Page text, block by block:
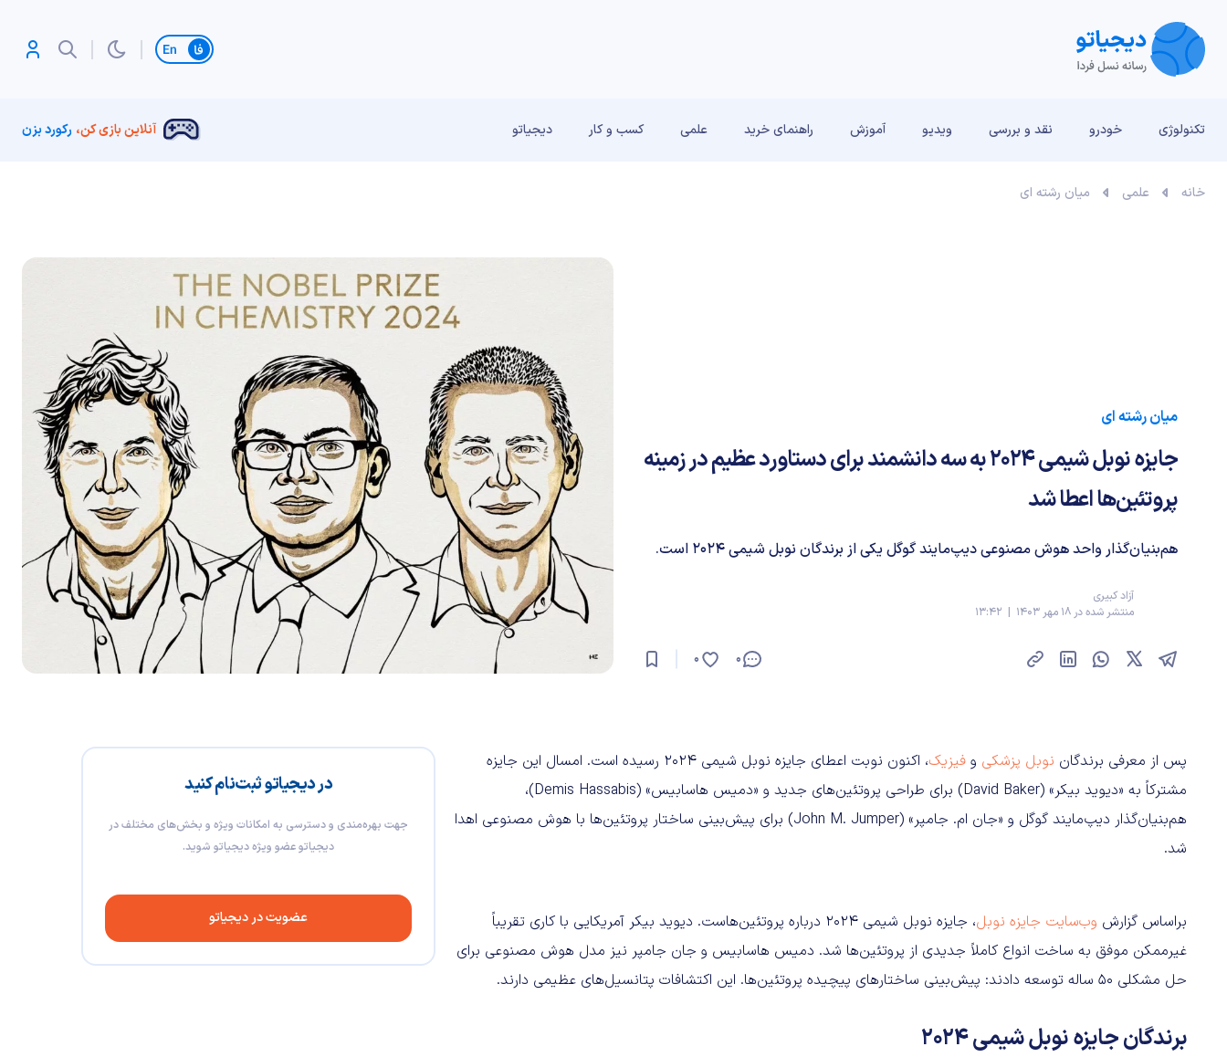
تغییر زبان
تکنولوژی خودرو نقد و بررسی‌ ویدیو آموزش راهنمای خرید علمی کسب و کار دیجیاتو آنلاین بازی کن، رکورد بزن
خانه علمی میان رشته ای
میان رشته ای
جایزه نوبل شیمی 2024 به سه دانشمند برای دستاورد عظیم در زمینه
پروتئین‌ها اعطا شد
هم‌بنیان‌گذار واحد هوش مصنوعی دیپ‌مایند گوگل یکی از برندگان نوبل شیمی 2024 است.
آزاد کبیری
منتشر شده در 18 مهر 1403 | 13:42
0
0
در دیجیاتو ثبت‌نام کنید
جهت بهره‌مندی و دسترسی به امکانات ویژه و بخش‌های مختلف در
دیجیاتو عضو ویژه دیجیاتو شوید.
عضویت در دیجیاتو
پس از معرفی برندگان نوبل پزشکی و فیزیک
، اکنون نوبت اعطای جایزه نوبل شیمی 2024 رسیده است. امسال این جایزه
مشترکاً به‌ «دیوید بیکر» (David Baker) برای طراحی پروتئین‌های جدید و «دمیس هاسابیس» (Demis Hassabis)،
هم‌بنیان‌گذار دیپ‌مایند گوگل و «جان ام. جامپر» (John M. Jumper) برای پیش‌بینی ساختار پروتئین‌ها با هوش مصنوعی اهدا
شد.
براساس گزارش وب‌سایت جایزه نوبل
، جایزه نوبل شیمی 2024 درباره پروتئین‌هاست. دیوید بیکر آمریکایی با کاری تقریباً
غیرممکن موفق به ساخت انواع کاملاً جدیدی از پروتئین‌ها شد. دمیس هاسابیس و جان جامپر نیز مدل هوش مصنوعی برای
حل مشکلی 50 ساله توسعه دادند: پیش‌بینی ساختارهای پیچیده پروتئین‌ها. این اکتشافات پتانسیل‌های عظیمی دارند.
برندگان جایزه نوبل شیمی 2024